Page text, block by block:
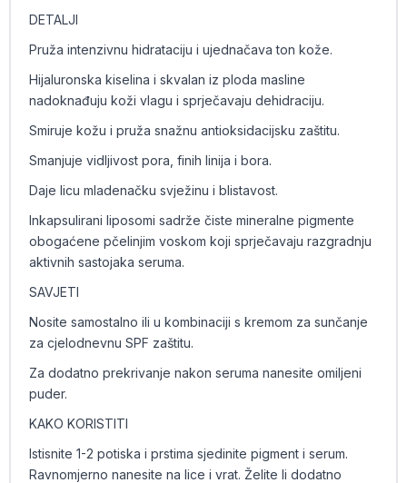
DETALJI
Pruža intenzivnu hidrataciju i ujednačava ton kože.
Hijaluronska kiselina i skvalan iz ploda masline
nadoknađuju koži vlagu i sprječavaju dehidraciju.
Smiruje kožu i pruža snažnu antioksidacijsku zaštitu.
Smanjuje vidljivost pora, finih linija i bora.
Daje licu mladenačku svježinu i blistavost.
Inkapsulirani liposomi sadrže čiste mineralne pigmente
obogaćene pčelinjim voskom koji sprječavaju razgradnju
aktivnih sastojaka seruma.
SAVJETI
Nosite samostalno ili u kombinaciji s kremom za sunčanje
za cjelodnevnu SPF zaštitu.
Za dodatno prekrivanje nakon seruma nanesite omiljeni
puder.
KAKO KORISTITI
Istisnite 1-2 potiska i prstima sjedinite pigment i serum.
Ravnomjerno nanesite na lice i vrat. Želite li dodatno